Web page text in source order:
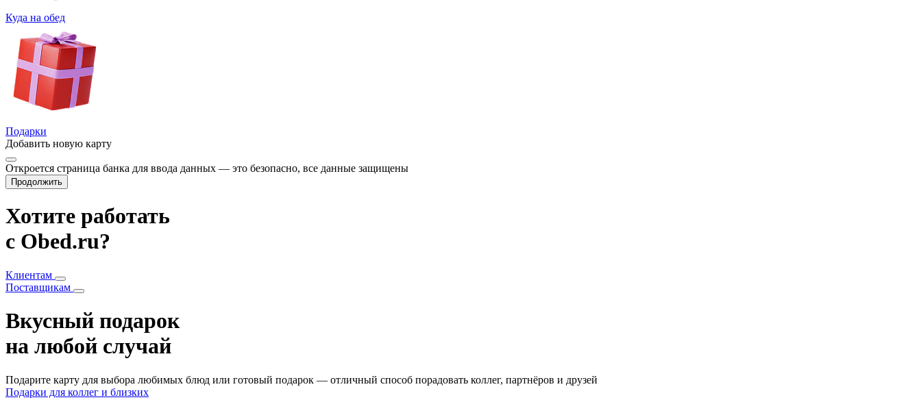
Куда на обед
Подарки
Добавить новую карту
Откроется страница банка для ввода данных — это безопасно, все данные защищены
Продолжить
Хотите работать
с Obed.ru?
Клиентам
Поставщикам
Вкусный подарок
на любой случай
Подарите карту для выбора любимых блюд или готовый подарок — отличный способ порадовать коллег, партнёров и друзей
Подарки для коллег и близких